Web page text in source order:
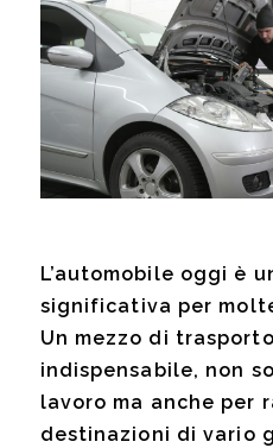
L’automobile oggi è
significativa per
Un mezzo di
indispensabile, non
lavoro ma anche per
destinazioni di vario